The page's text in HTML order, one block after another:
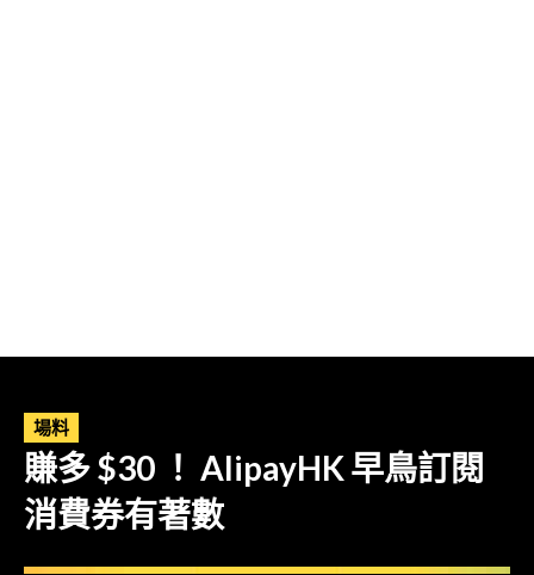
場料
賺多 $30 ！ AlipayHK 早鳥訂閱
消費券有著數